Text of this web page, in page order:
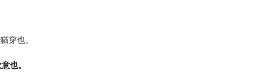
穿也。
也。